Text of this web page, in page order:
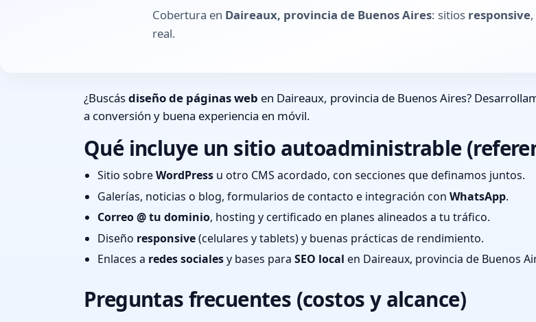
Cobertura en Daireaux, provincia de Buenos Aires: sitios responsive
real.
¿Buscásdiseño de páginas web en Daireaux, provincia de Buenos Aires?
a conversión y buena experiencia en móvil.
Qué incluye un sitio autoadministrable
Sitio sobreWordPress u otro CMS acordado, con secciones que definamos juntos.
Galerías, noticias o blog, formularios de contacto e integración con WhatsApp.
Correo @ tu dominio, hosting y certificado en planes alineados a tu tráfico.
Diseño responsive(celulares y tablets) y buenas prácticas de rendimiento.
Enlaces a redes socialesy bases para SEO local en Daireaux, provincia de Buenos
Preguntas frecuentes (costos y alcance)